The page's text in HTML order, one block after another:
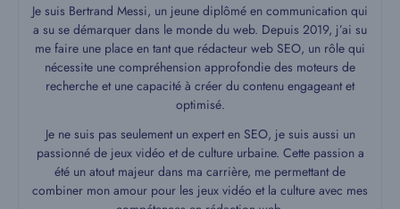
Je suis Bertrand Messi, un jeune diplômé en communication qui
a su se démarquer dans le monde du web. Depuis 2019, j’ai su
me faire une place en tant que rédacteur web SEO, un rôle qui
nécessite une compréhension approfondie des moteurs de
recherche et une capacité à créer du contenu engageant et
optimisé.
Je ne suis pas seulement un expert en SEO, je suis aussi un
passionné de jeux vidéo et de culture urbaine. Cette passion a
été un atout majeur dans ma carrière, me permettant de
combiner mon amour pour les jeux vidéo et la culture avec mes